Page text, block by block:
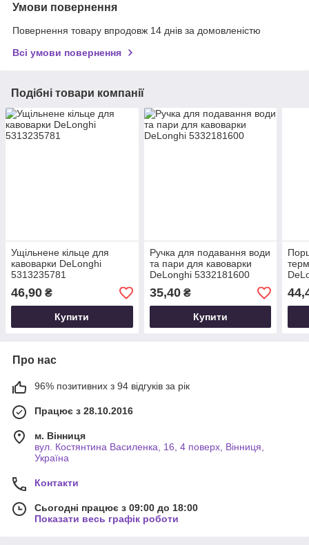
Умови повернення
Повернення товару впродовж 14 днів за домовленістю
Всі умови повернення
Подібні товари компанії
Ущільнене кільце для
кавоварки DeLonghi
5313235781
46,90 ₴
Купити
Ручка для подавання води
та пари для кавоварки
DeLonghi 5332181600
35,40₴
Купити
Про нас
96% позитивних з 94 відгуків за рік
Працює з 28.10.2016
м. Вінниця
вул. Костянтина Василенка, 16, 4 поверх, Вінниця,
Україна
Контакти
Сьогодні працює з 09:00 до 18:00
Показати весь графік роботи